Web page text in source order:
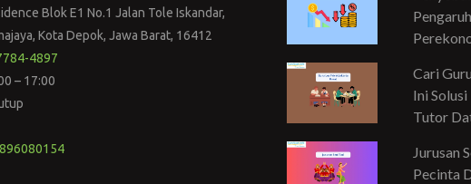
Blok E1 No.1 Jalan Tole Iskandar,
Kota Depok, Jawa Barat, 16412
4897
– 17:00
Cari
Ini
Tutor
Jurusan
Pecinta